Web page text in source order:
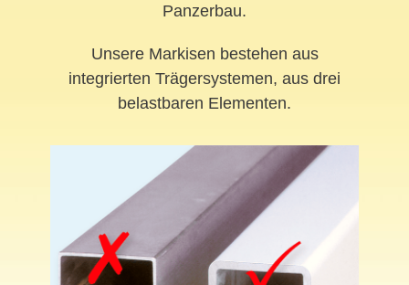
Panzerbau.
Unsere Markisen bestehen aus
integrierten Trägersystemen, aus drei
belastbaren Elementen.